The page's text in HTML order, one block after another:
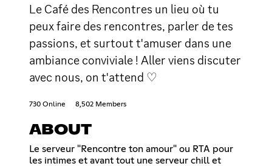
Le Café des Rencontres un lieu où tu
peux faire des rencontres, parler de tes
passions, et surtout t'amuser dans une
ambiance conviviale ! Aller viens discuter
avec nous, on t'attend ♡
730 Online 8,502 Members
ABOUT
Le serveur "Rencontre ton amour" ou RTA pour
les intimes et avant tout une serveur chill et